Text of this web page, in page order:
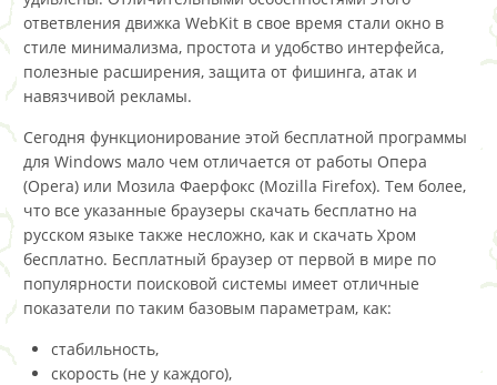
ответвления движка WebKit в свое время стали окно в
стиле минимализма, простота и удобство интерфейса,
полезные расширения, защита от фишинга, атак и
навязчивой рекламы.
Сегодня функционирование этой бесплатной программы
для Windows мало чем отличается от работы Опера
(Opera) или Мозила Фаерфокс (Mozilla Firefox). Тем более,
что все указанные браузеры скачать бесплатно на
русском языке также несложно, как и скачать Хром
бесплатно. Бесплатный браузер от первой в мире по
популярности поисковой системы имеет отличные
показатели по таким базовым параметрам, как:
стабильность,
скорость (не у каждого),